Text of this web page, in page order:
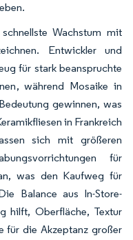
Wachstum mit
Entwickler und
für stark beanspruchte
während Mosaike in
gewinnen, was
in Frankreich
sich mit größeren
für
was den Kaufweg für
Balance aus In-Store-
hilft, Oberfläche, Textur
für die Akzeptanz großer